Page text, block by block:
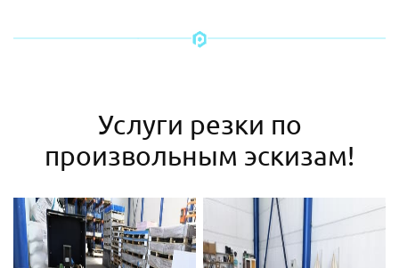
Услуги резки по
произвольным эскизам!